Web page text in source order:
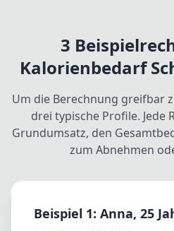
3
Kalorienbedarf
Um die Berechnung greifbar
drei typische Profile. Jede
Grundumsatz, den
zum Abnehmen
Beispiel 1: Anna, 25